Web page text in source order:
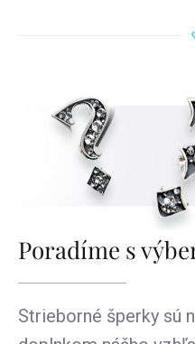
Poradíme s
Strieborné šperky sú